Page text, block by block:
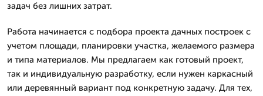
задач без лишних затрат.
Работа начинается с подбора проекта дачных построек с
учетом площади, планировки участка, желаемого размера
и типа материалов. Мы предлагаем как готовый проект,
так и индивидуальную разработку, если нужен каркасный
или деревянный вариант под конкретную задачу. Для тех,